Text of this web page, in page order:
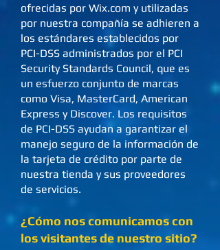
ofrecidas por Wix.com y utilizadas
por nuestra compañía se adhieren a
los estándares establecidos por
PCI-DSS administrados por el PCI
Security Standards Council, que es
un esfuerzo conjunto de marcas
como Visa, MasterCard, American
Express y Discover. Los requisitos
de PCI-DSS ayudan a garantizar el
manejo seguro de la información de
la tarjeta de crédito por parte de
nuestra tienda y sus proveedores
de servicios.
¿Cómo nos comunicamos con
los visitantes de nuestro sitio?